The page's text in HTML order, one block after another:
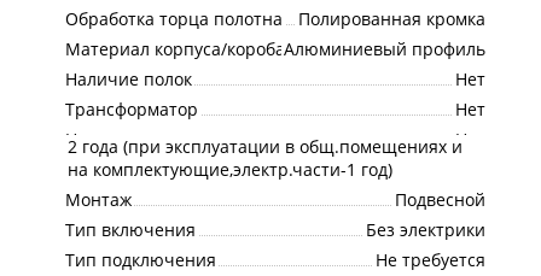
Обработка торца полотна
Полированная кромка
Материал корпуса/коробаАлюминиевый профиль
Наличие полок
Нет
Трансформатор
Нет
Наличие розетки
Нет
Гарантия
2 года (при эксплуатации в общ.помещениях и
на комплектующие,электр.части-1 год)
Монтаж
Подвесной
Тип включения
Без электрики
Тип подключения
Не требуется